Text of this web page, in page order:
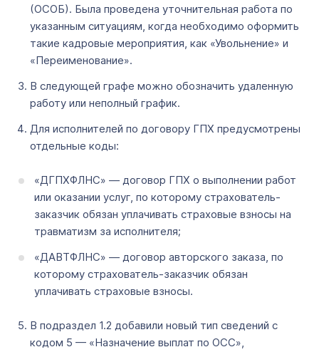
(ОСОБ). Была проведена уточнительная работа по
указанным ситуациям, когда необходимо оформить
такие кадровые мероприятия, как «Увольнение» и
«Переименование».
В следующей графе можно обозначить удаленную
работу или неполный график.
Для исполнителей по договору ГПХ предусмотрены
отдельные коды:
«ДГПХФЛНС» — договор ГПХ о выполнении работ
или оказании услуг, по которому страхователь-
заказчик обязан уплачивать страховые взносы на
травматизм за исполнителя;
«ДАВТФЛНС» — договор авторского заказа, по
которому страхователь-заказчик обязан
уплачивать страховые взносы.
В подраздел 1.2 добавили новый тип сведений с
кодом 5 — «Назначение выплат по ОСС»,